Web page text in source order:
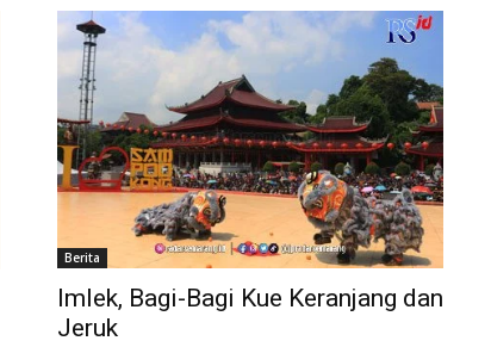
Berita
Imlek, Bagi-Bagi Kue Keranjang dan
Jeruk